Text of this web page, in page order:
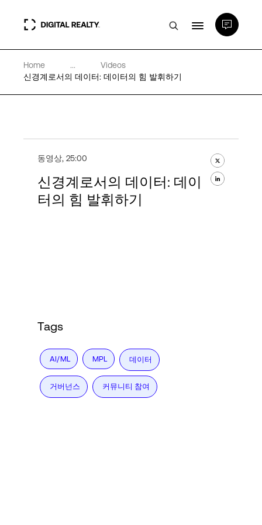
데이터 센터
전문성 및 리소스
Home ...
Videos
신경계로서의 데이터: 데이터의 힘 발휘하기
동영상, 25:00
신경계로서의 데이터: 데이
터의 힘 발휘하기
Tags
AI/ML MPL 데이터
거버넌스 커뮤니티 참여